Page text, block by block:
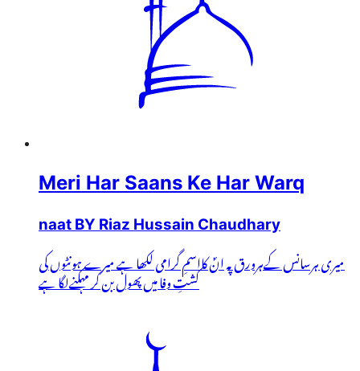
Meri Har Saans Ke Har Warq
naat BY Riaz Hussain Chaudhary
میری ہرسانس کےہرورق پہ انؐ کااسمِ گرامی لکھا ہے میرے ہونٹوں کی
کشتِ وفا میں پھول بن کر مہکنےلگا ہے